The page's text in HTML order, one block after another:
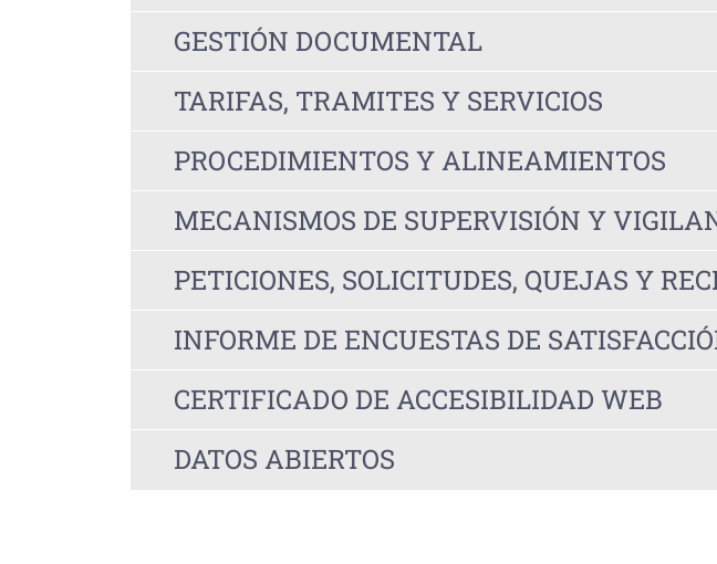
GESTIÓN DOCUMENTAL
TARIFAS, TRAMITES Y SERVICIOS
PROCEDIMIENTOS Y ALINEAMIENTOS
MECANISMOS DE SUPERVISIÓN Y
PETICIONES, SOLICITUDES, QUEJAS Y
INFORME DE ENCUESTAS DE
CERTIFICADO DE ACCESIBILIDAD WEB
DATOS ABIERTOS